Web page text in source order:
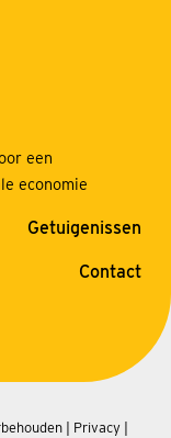
een
economie
Getuigenissen
Contact
| Privacy